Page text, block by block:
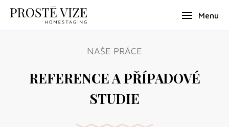
Menu
NAŠE PRÁCE
REFERENCE A PŘÍPADOVÉ
STUDIE